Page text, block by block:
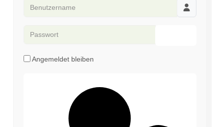
Angemeldet bleiben